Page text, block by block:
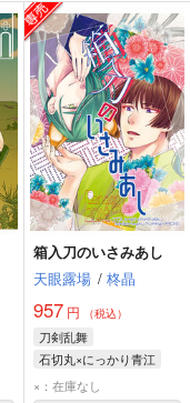
表
示
表
示
表
示
箱入刀のいさみあし
天眼露場 / 柊晶
957円 （税込）
刀剣乱舞
石切丸×にっかり青江
石切丸
にっかり青江
×：在庫なし